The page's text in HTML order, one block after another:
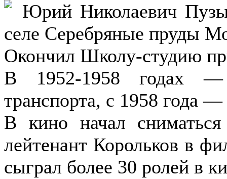
Юрий Николаевич
селе Серебряные пруды
Окончил Школу-студию
В 1952-1958 годах —
транспорта, с 1958 года
В кино начал
лейтенант Корольков в
сыграл более 30 ролей в